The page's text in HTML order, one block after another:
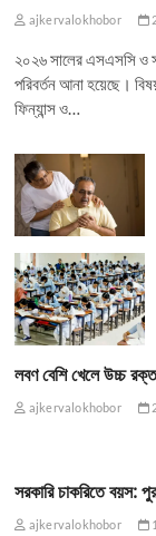
ajkervalokhobor
২০২৬ সালের এসএসসি ও
পরিবর্তন আনা হয়েছে।
ফিন্যান্স ও…
লবণ বেশি খেলে উচ্চ
ajkervalokhobor
সরকারি চাকরিতে বয়স:
ajkervalokhobor